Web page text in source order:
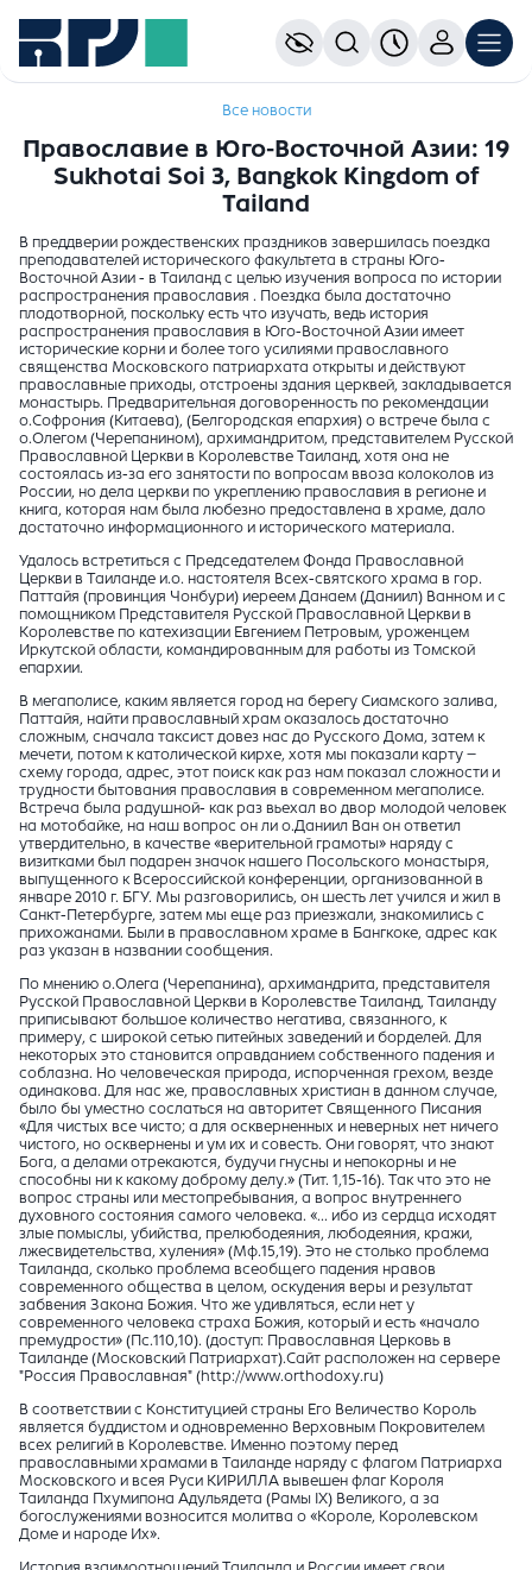
Все новости
Православие в Юго-Восточной Азии: 19
Sukhotai Soi 3, Bangkok Kingdom of
Tailand
В преддверии рождественских праздников завершилась поездка
преподавателей исторического факультета в страны Юго-
Восточной Азии - в Таиланд с целью изучения вопроса по истории
распространения православия . Поездка была достаточно
плодотворной, поскольку есть что изучать, ведь история
распространения православия в Юго-Восточной Азии имеет
исторические корни и более того усилиями православного
священства Московского патриархата открыты и действуют
православные приходы, отстроены здания церквей, закладывается
монастырь. Предварительная договоренность по рекомендации
о.Софрония (Китаева), (Белгородская епархия) о встрече была с
о.Олегом (Черепанином), архимандритом, представителем Русской
Православной Церкви в Королевстве Таиланд, хотя она не
состоялась из-за его занятости по вопросам ввоза колоколов из
России, но дела церкви по укреплению православия в регионе и
книга, которая нам была любезно предоставлена в храме, дало
достаточно информационного и исторического материала.
Удалось встретиться с Председателем Фонда Православной
Церкви в Таиланде и.о. настоятеля Всех-святского храма в гор.
Паттайя (провинция Чонбури) иереем Данаем (Даниил) Ванном и с
помощником Представителя Русской Православной Церкви в
Королевстве по катехизации Евгением Петровым, уроженцем
Иркутской области, командированным для работы из Томской
епархии.
В мегаполисе, каким является город на берегу Сиамского залива,
Паттайя, найти православный храм оказалось достаточно
сложным, сначала таксист довез нас до Русского Дома, затем к
мечети, потом к католической кирхе, хотя мы показали карту –
схему города, адрес, этот поиск как раз нам показал сложности и
трудности бытования православия в современном мегаполисе.
Встреча была радушной- как раз вьехал во двор молодой человек
на мотобайке, на наш вопрос он ли о.Даниил Ван он ответил
утвердительно, в качестве «верительной грамоты» наряду с
визитками был подарен значок нашего Посольского монастыря,
выпущенного к Всероссийской конференции, организованной в
январе 2010 г. БГУ. Мы разговорились, он шесть лет учился и жил в
Санкт-Петербурге, затем мы еще раз приезжали, знакомились с
прихожанами. Были в православном храме в Бангкоке, адрес как
раз указан в названии сообщения.
По мнению о.Олега (Черепанина), архимандрита, представителя
Русской Православной Церкви в Королевстве Таиланд, Таиланду
приписывают большое количество негатива, связанного, к
примеру, с широкой сетью питейных заведений и борделей. Для
некоторых это становится оправданием собственного падения и
соблазна. Но человеческая природа, испорченная грехом, везде
одинакова. Для нас же, православных христиан в данном случае,
было бы уместно сослаться на авторитет Священного Писания
«Для чистых все чисто; а для оскверненных и неверных нет ничего
чистого, но осквернены и ум их и совесть. Они говорят, что знают
Бога, а делами отрекаются, будучи гнусны и непокорны и не
способны ни к какому доброму делу.» (Тит. 1,15-16). Так что это не
вопрос страны или местопребывания, а вопрос внутреннего
духовного состояния самого человека. «... ибо из сердца исходят
злые помыслы, убийства, прелюбодеяния, любодеяния, кражи,
лжесвидетельства, хуления» (Мф.15,19). Это не столько проблема
Таиланда, сколько проблема всеобщего падения нравов
современного общества в целом, оскудения веры и результат
забвения Закона Божия. Что же удивляться, если нет у
современного человека страха Божия, который и есть «начало
премудрости» (Пс.110,10). (доступ: Православная Церковь в
Таиланде (Московский Патриархат).Сайт расположен на сервере
"Россия Православная" (http://www.orthodoxy.ru)
В соответствии с Конституцией страны Его Величество Король
является буддистом и одновременно Верховным Покровителем
всех религий в Королевстве. Именно поэтому перед
православными храмами в Таиланде наряду с флагом Патриарха
Московского и всея Руси КИРИЛЛА вывешен флаг Короля
Таиланда Пхумипона Адульядета (Рамы IX) Великого, а за
богослужениями возносится молитва о «Короле, Королевском
Доме и народе Их».